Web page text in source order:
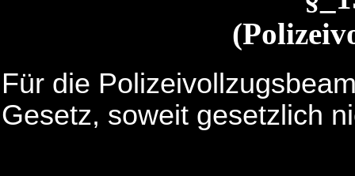
Für die
Gesetz, soweit gesetzlich